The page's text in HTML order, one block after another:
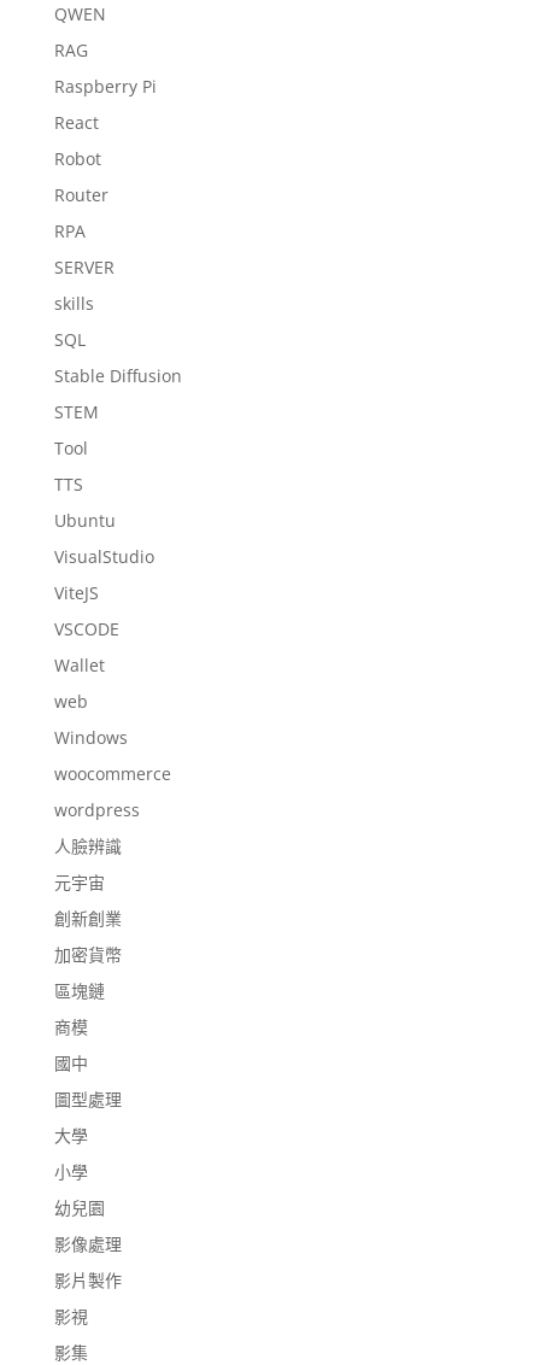
QWEN
RAG
Raspberry Pi
React
Robot
Router
RPA
SERVER
skills
SQL
Stable Diffusion
STEM
Tool
TTS
Ubuntu
VisualStudio
ViteJS
VSCODE
Wallet
web
Windows
woocommerce
wordpress
人臉辨識
元宇宙
創新創業
加密貨幣
區塊鏈
商模
國中
圖型處理
大學
小學
幼兒園
影像處理
影片製作
影視
影集